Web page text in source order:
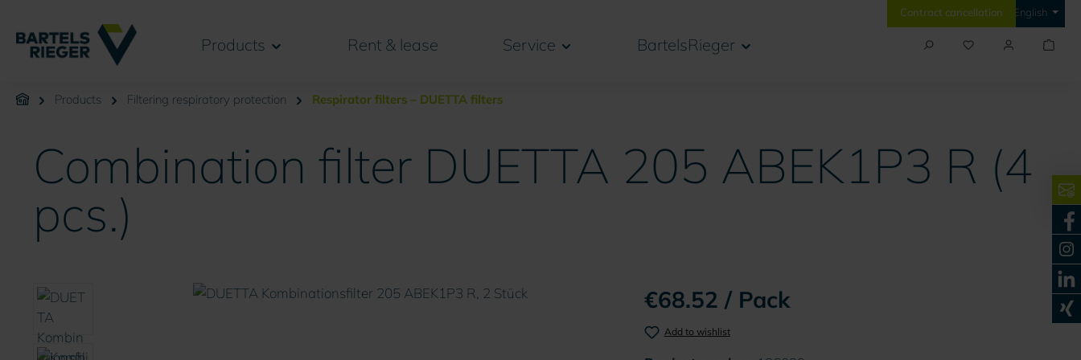
Contract cancellation English
Products Rent & lease Service BartelsRieger
Products Filtering respiratory protection Respirator filters – DUETTA filters
Combination filter DUETTA 205 ABEK1P3 R (4
pcs.)
Skip image gallery €68.52 / Pack
Add to wishlist